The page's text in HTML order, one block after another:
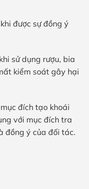
được sự đồng ý
sử dụng rượu, bia
kiểm soát gây hại
đích tạo khoái
với mục đích tra
đồng ý của đối tác.